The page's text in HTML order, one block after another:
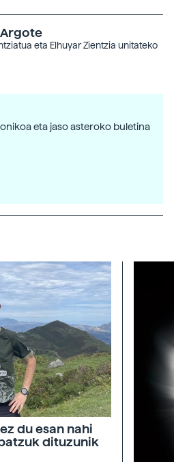
eta Elhuyar Zientzia unitateko
eta jaso asteroko buletina
du esan nahi
dituzunik